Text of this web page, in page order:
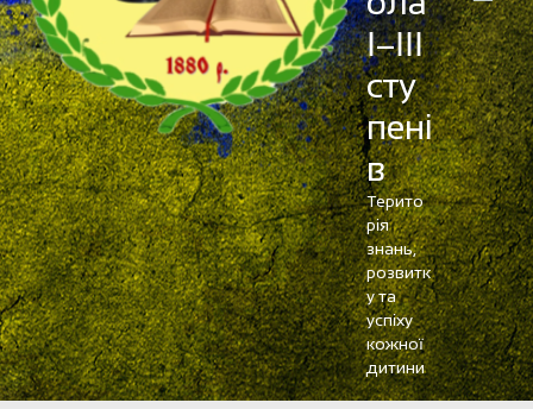
І–ІІІ
сту
пені
в
Терито
рія
знань,
розвитк
у та
успіху
кожної
дитини